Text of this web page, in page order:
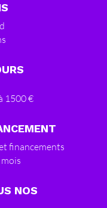
1500 €
financements
NOS